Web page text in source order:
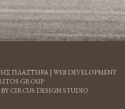
ΠΛΑΣΤΗΡΑ | WEB DEVELOPMENT
GROUP
CIRCUS DESIGN STUDIO